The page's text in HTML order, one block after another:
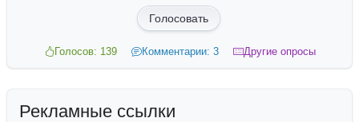
Голосовать
Голосов: 139 Комментарии: 3 Другие опросы
Рекламные ссылки